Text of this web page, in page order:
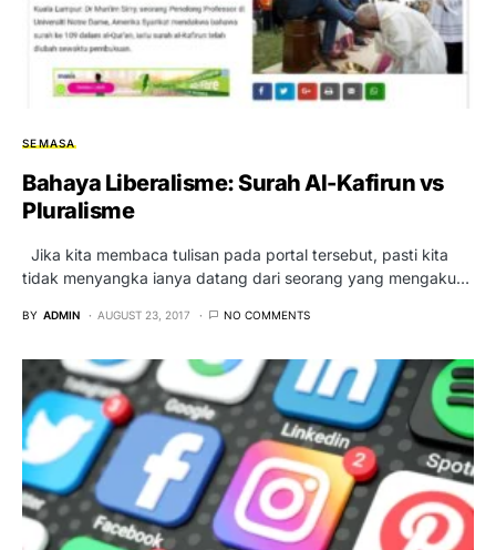
SEMASA
Bahaya Liberalisme: Surah Al-Kafirun vs
Pluralisme
Jika kita membaca tulisan pada portal tersebut, pasti kita
tidak menyangka ianya datang dari seorang yang mengaku…
BY ADMIN AUGUST 23, 2017 NO COMMENTS